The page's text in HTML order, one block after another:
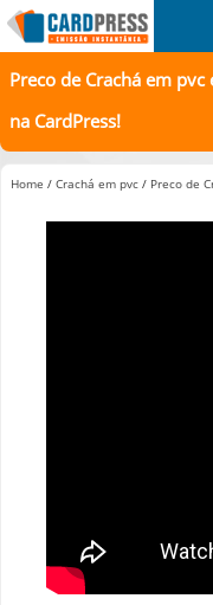
Preco de Crachá em
na CardPress!
Home / Crachá em pvc / Preco de